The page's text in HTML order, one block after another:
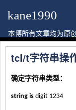
kane1990
本博所有文章均为原
tcl/t字符串操
确定字符串类型：
string is digit 1234